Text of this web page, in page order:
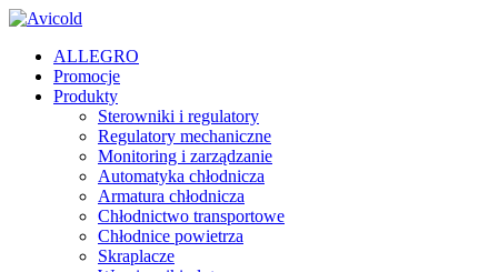
ALLEGRO
Promocje
Produkty
Sterowniki i regulatory
Regulatory mechaniczne
Monitoring i zarządzanie
Automatyka chłodnicza
Armatura chłodnicza
Chłodnictwo transportowe
Chłodnice powietrza
Skraplacze